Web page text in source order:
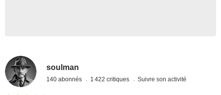
soulman
140 abonnés 1 422 critiques Suivre son activité